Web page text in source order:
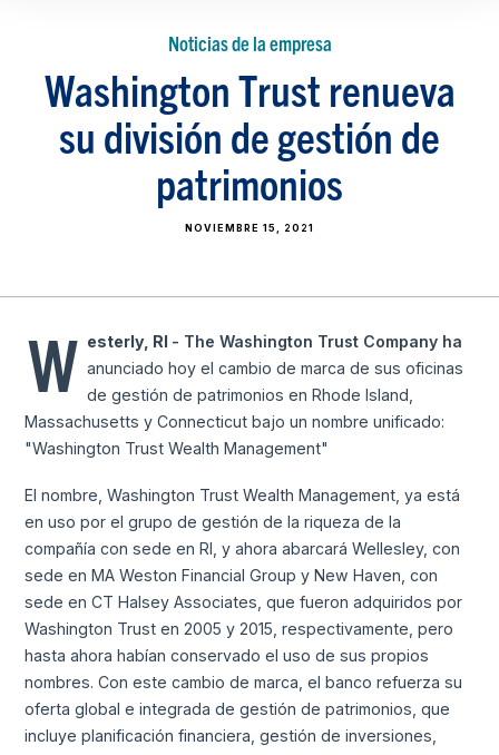
Noticias de la empresa
Washington Trust renueva
su división de gestión de
patrimonios
NOVIEMBRE 15, 2021
W esterly, RI - The Washington Trust Company ha
anunciado hoy el cambio de marca de sus oficinas
de gestión de patrimonios en Rhode Island,
Massachusetts y Connecticut bajo un nombre unificado:
"Washington Trust Wealth Management"
El nombre, Washington Trust Wealth Management, ya está
en uso por el grupo de gestión de la riqueza de la
compañía con sede en RI, y ahora abarcará Wellesley, con
sede en MA Weston Financial Group y New Haven, con
sede en CT Halsey Associates, que fueron adquiridos por
Washington Trust en 2005 y 2015, respectivamente, pero
hasta ahora habían conservado el uso de sus propios
nombres. Con este cambio de marca, el banco refuerza su
oferta global e integrada de gestión de patrimonios, que
incluye planificación financiera, gestión de inversiones,